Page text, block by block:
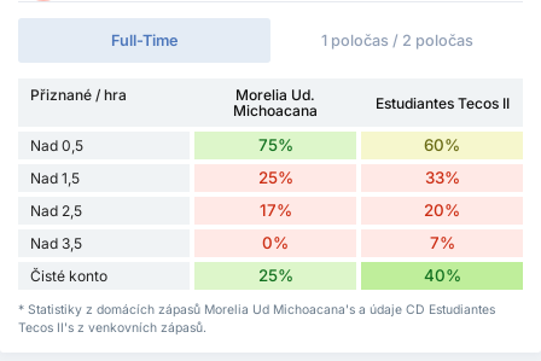
Full-Time 1 poločas / 2 poločas
Přiznané / hra
Morelia Ud.
Michoacana
Estudiantes Tecos II
Nad 0,5 75% 60%
Nad 1,5 25% 33%
Nad 2,5 17% 20%
Nad 3,5 0% 7%
Čisté konto 25% 40%
* Statistiky z domácích zápasů Morelia Ud Michoacana's a údaje CD Estudiantes
Tecos II's z venkovních zápasů.